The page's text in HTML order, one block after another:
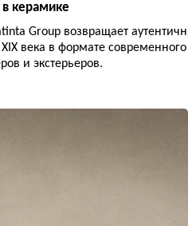
в керамике
Group возвращает аутентичн
века в формате современного
и экстерьеров.